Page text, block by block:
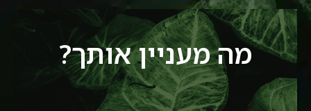
מה מעניין אותך?